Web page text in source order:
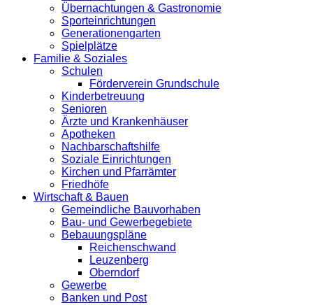
Übernachtungen & Gastronomie
Sporteinrichtungen
Generationengarten
Spielplätze
Familie & Soziales
Schulen
Förderverein Grundschule
Kinderbetreuung
Senioren
Ärzte und Krankenhäuser
Apotheken
Nachbarschaftshilfe
Soziale Einrichtungen
Kirchen und Pfarrämter
Friedhöfe
Wirtschaft & Bauen
Gemeindliche Bauvorhaben
Bau- und Gewerbegebiete
Bebauungspläne
Reichenschwand
Leuzenberg
Oberndorf
Gewerbe
Banken und Post